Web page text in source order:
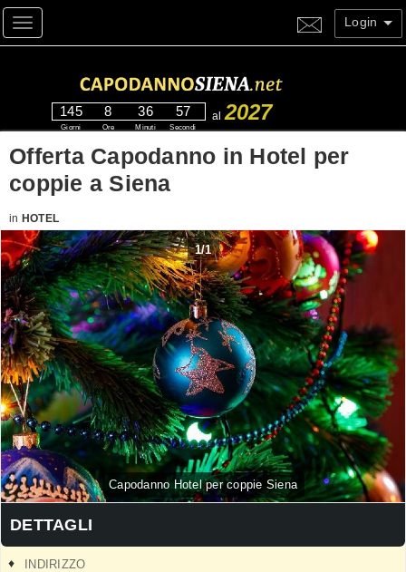
Toggle navigation Login
145
Giorni
8
Ore
36
Minuti
56
Secondi
al 2027
Offerta Capodanno in Hotel per
coppie a Siena
in HOTEL
1/1
Capodanno Hotel per coppie Siena
DETTAGLI
INDIRIZZO